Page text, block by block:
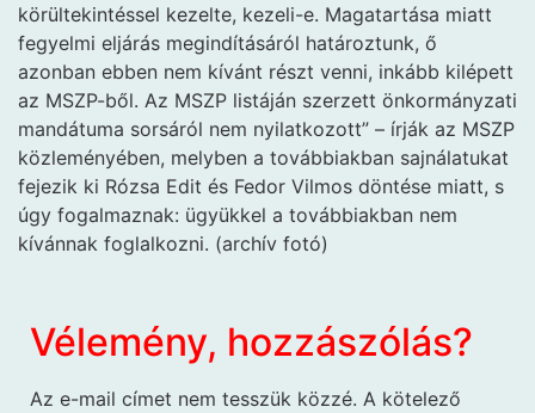
körültekintéssel kezelte, kezeli-e. Magatartása miatt
fegyelmi eljárás megindításáról határoztunk, ő
azonban ebben nem kívánt részt venni, inkább kilépett
az MSZP-ből. Az MSZP listáján szerzett önkormányzati
mandátuma sorsáról nem nyilatkozott” – írják az MSZP
közleményében, melyben a továbbiakban sajnálatukat
fejezik ki Rózsa Edit és Fedor Vilmos döntése miatt, s
úgy fogalmaznak: ügyükkel a továbbiakban nem
kívánnak foglalkozni. (archív fotó)
Vélemény, hozzászólás?
Az e-mail címet nem tesszük közzé. A kötelező